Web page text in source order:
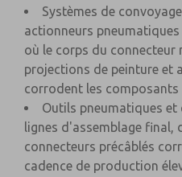
Systèmes de
actionneurs
où le corps du connecteur
projections de peinture et
corrodent les composants
Outils pneumatiques
lignes d'assemblage final,
connecteurs précâblés
cadence de production